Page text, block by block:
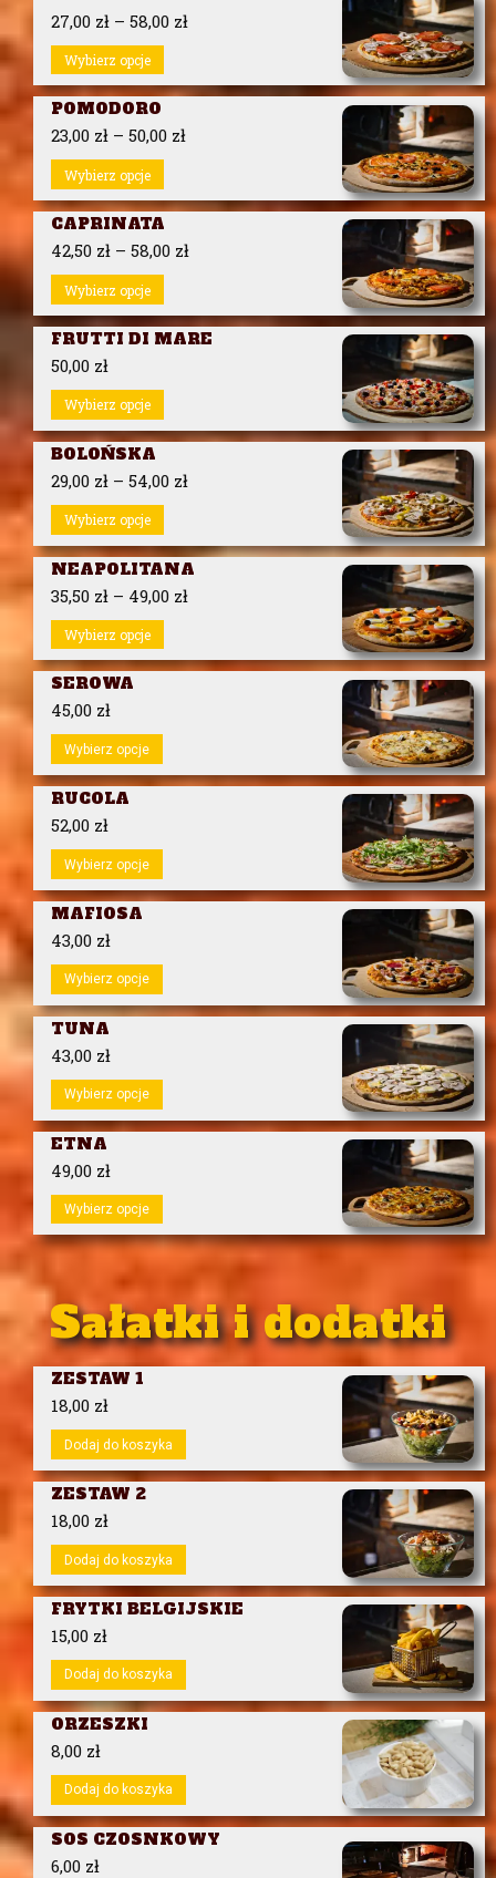
27,00 zł – 58,00 zł
Wybierz opcje
POMODORO
23,00 zł – 50,00 zł
Wybierz opcje
CAPRINATA
42,50 zł – 58,00 zł
Wybierz opcje
FRUTTI DI MARE
50,00 zł
Wybierz opcje
BOLOŃSKA
29,00 zł – 54,00 zł
Wybierz opcje
NEAPOLITANA
35,50 zł – 49,00 zł
Wybierz opcje
SEROWA
45,00 zł
Wybierz opcje
RUCOLA
52,00 zł
Wybierz opcje
MAFIOSA
43,00 zł
Wybierz opcje
TUNA
43,00 zł
Wybierz opcje
ETNA
49,00 zł
Wybierz opcje
Sałatki i dodatki
ZESTAW 1
18,00 zł
Dodaj do koszyka
ZESTAW 2
18,00 zł
Dodaj do koszyka
FRYTKI BELGIJSKIE
15,00 zł
Dodaj do koszyka
ORZESZKI
8,00 zł
Dodaj do koszyka
SOS CZOSNKOWY
6,00 zł